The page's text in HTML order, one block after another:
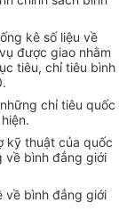
kê số liệu về
được giao nhằm
tiêu, chỉ tiêu bình
chỉ tiêu quốc
kỹ thuật của quốc
về bình đẳng giới
về bình đẳng giới